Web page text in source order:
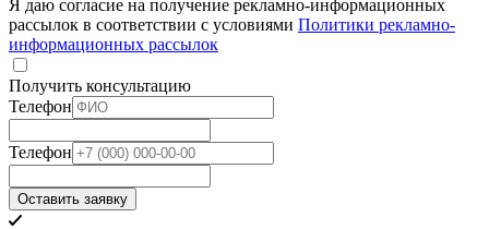
Я даю согласие на получение рекламно-информационных
рассылок в соответствии с условиями Политики рекламно-
информационных рассылок
Получить консультацию
Телефон
Телефон
Оставить заявку